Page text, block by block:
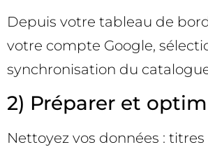
Depuis votre tableau de
votre compte Google,
synchronisation du
2) Préparer et
Nettoyez vos données :